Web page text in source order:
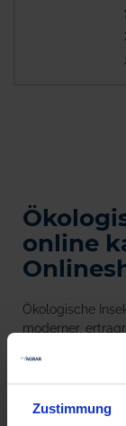
Zustimmung
online
Ökologische
moderner,
nachhaltige
schädlichen
Diese
Gegensatz zu